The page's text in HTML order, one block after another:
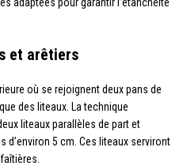
et arêtiers
où se rejoignent deux pans de
des liteaux. La technique
liteaux parallèles de part et
d’environ 5 cm. Ces liteaux serviront